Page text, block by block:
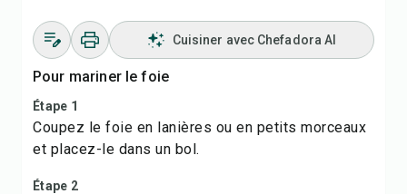
Cuisiner avec Chefadora AI
Pour mariner le foie
Étape 1
Coupez le foie en lanières ou en petits morceaux
et placez-le dans un bol.
Étape 2